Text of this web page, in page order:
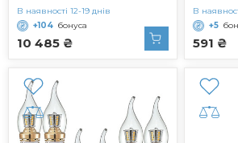
10 485 ₴
В наявності 12-19 днів
+104 бонуса
Вт 40 Вт,
білий -
упаковка)
591 ₴
В
+5